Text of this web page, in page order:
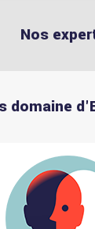
Nos
domaine